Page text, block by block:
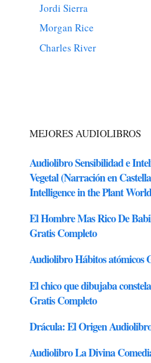
Jordi Sierra
Morgan Rice
Charles River
MEJORES AUDIOLIBROS